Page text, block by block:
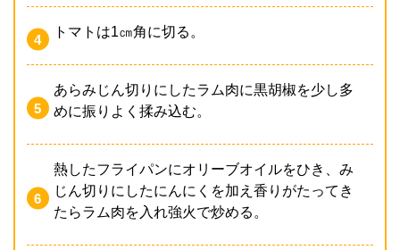
トマトは1㎝角に切る。
あらみじん切りにしたラム肉に黒胡椒を少し多
めに振りよく揉み込む。
熱したフライパンにオリーブオイルをひき、み
じん切りにしたにんにくを加え香りがたってき
たらラム肉を入れ強火で炒める。